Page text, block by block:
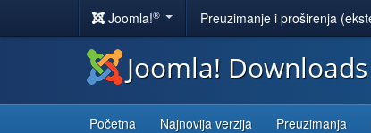
Joomla!® Preuzimanje i proširenja
Joomla! Downloads
Početna Najnovija verzija Preuzimanja